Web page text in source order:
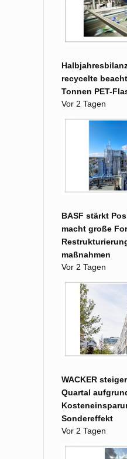
recycelte
Tonnen PET-
Vor 2 Tagen
BASF stärkt
macht große
maß­nahmen
Vor 2 Tagen
WACKER
Quartal
Sondereffekt
Vor 2 Tagen